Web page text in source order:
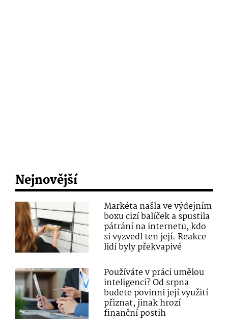
Nejnovější
Markéta našla ve výdejním
boxu cizí balíček a spustila
pátrání na internetu, kdo
si vyzvedl ten její. Reakce
lidí byly překvapivé
Používáte v práci umělou
inteligenci? Od srpna
budete povinni její využití
přiznat, jinak hrozí
finanční postih